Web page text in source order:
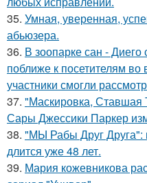
35. Умная, уверенная,
абьюзера.
36. В зоопарке сан -
поближе к посетителям
участники смогли
37. "Маскировка, Ставшая
Сары Джессики Паркер
38. "МЫ Рабы Друг Друга":
длится уже 48 лет.
39. Мария кожевникова